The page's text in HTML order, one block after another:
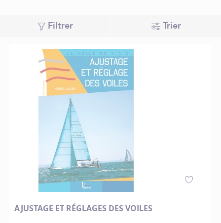
Filtrer Trier
AJUSTAGE ET RÉGLAGES DES VOILES